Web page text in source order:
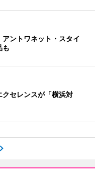
ントワネット・スタイ
も
クセレンスが「横浜対